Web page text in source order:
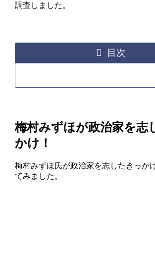
調査しました。
目次
梅村みずほが政治家を志
かけ！
梅村みずほ氏が政治家を志したきっか
てみました。